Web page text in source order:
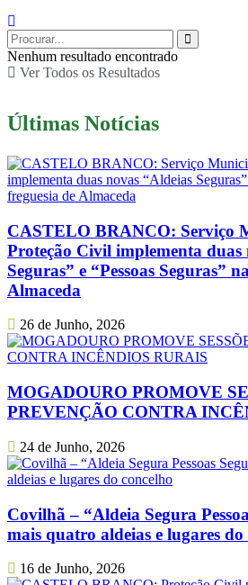
Nenhum resultado encontrado
Ver Todos os Resultados
Últimas Notícias
CASTELO BRANCO: Serviço
Proteção Civil implementa duas
Seguras” e “Pessoas Seguras”
Almaceda
26 de Junho, 2026
MOGADOURO PROMOVE
PREVENÇÃO CONTRA
24 de Junho, 2026
Covilhã – “Aldeia Segura
mais quatro aldeias e lugares do
16 de Junho, 2026